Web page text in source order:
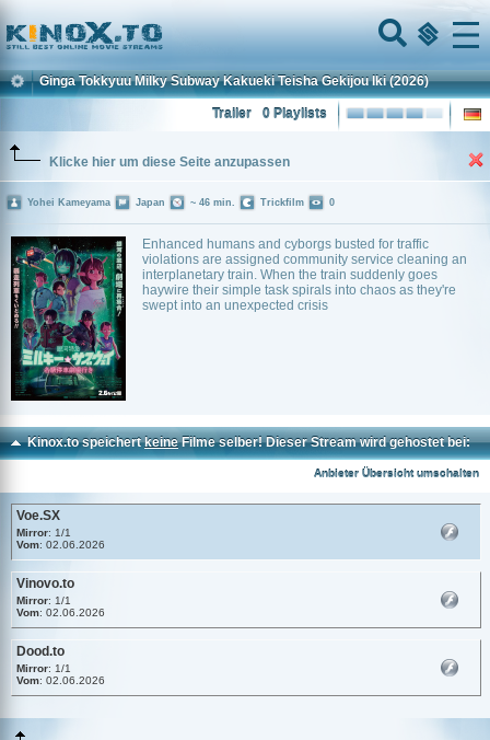
Home
Menu
Ginga Tokkyuu Milky Subway Kakueki Teisha Gekijou Iki (2026)
0 Playlists
Trailer
Klicke hier um diese Seite anzupassen
Enhanced humans and cyborgs busted for traffic
violations are assigned community service cleaning an
interplanetary train. When the train suddenly goes
haywire their simple task spirals into chaos as they're
swept into an unexpected crisis
Yohei Kameyama Japan ~ 46 min. Trickfilm 0
Kinox.to speichertkeineFilme selber! Dieser Stream wird gehostet bei:
Anbieter Übersicht umschalten
Voe.SX
Mirror: 1/1
Vom: 02.06.2026
Vinovo.to
Mirror: 1/1
Vom: 02.06.2026
Dood.to
Mirror: 1/1
Vom: 02.06.2026